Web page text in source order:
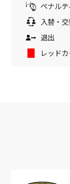
ペナル
入替・
退出
レッド